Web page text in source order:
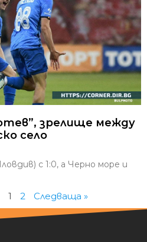
зрелище между
село
с 1:0, а Черно море и
1 2 Следваща »